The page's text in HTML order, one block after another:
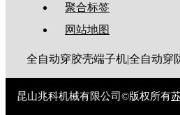
聚合标签
网站地图
昆山兆科机械有限公司©版权所有